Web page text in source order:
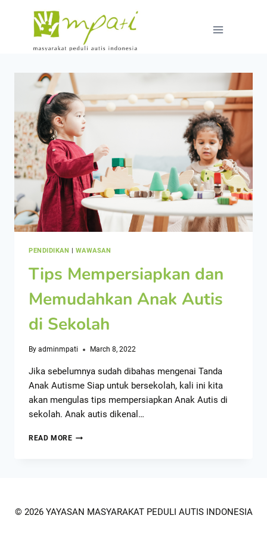
PENDIDIKAN | WAWASAN
Tips Mempersiapkan dan
Memudahkan Anak Autis
di Sekolah
By adminmpati March 8, 2022
Jika sebelumnya sudah dibahas mengenai Tanda
Anak Autisme Siap untuk bersekolah, kali ini kita
akan mengulas tips mempersiapkan Anak Autis di
sekolah. Anak autis dikenal…
READ MORE
© 2026 YAYASAN MASYARAKAT PEDULI AUTIS INDONESIA